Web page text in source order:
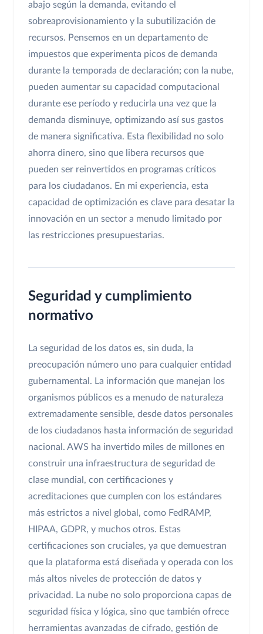
abajo según la demanda, evitando el
sobreaprovisionamiento y la subutilización de
recursos. Pensemos en un departamento de
impuestos que experimenta picos de demanda
durante la temporada de declaración; con la nube,
pueden aumentar su capacidad computacional
durante ese período y reducirla una vez que la
demanda disminuye, optimizando así sus gastos
de manera significativa. Esta flexibilidad no solo
ahorra dinero, sino que libera recursos que
pueden ser reinvertidos en programas críticos
para los ciudadanos. En mi experiencia, esta
capacidad de optimización es clave para desatar la
innovación en un sector a menudo limitado por
las restricciones presupuestarias.
Seguridad y cumplimiento
normativo
La seguridad de los datos es, sin duda, la
preocupación número uno para cualquier entidad
gubernamental. La información que manejan los
organismos públicos es a menudo de naturaleza
extremadamente sensible, desde datos personales
de los ciudadanos hasta información de seguridad
nacional. AWS ha invertido miles de millones en
construir una infraestructura de seguridad de
clase mundial, con certificaciones y
acreditaciones que cumplen con los estándares
más estrictos a nivel global, como FedRAMP,
HIPAA, GDPR, y muchos otros. Estas
certificaciones son cruciales, ya que demuestran
que la plataforma está diseñada y operada con los
más altos niveles de protección de datos y
privacidad. La nube no solo proporciona capas de
seguridad física y lógica, sino que también ofrece
herramientas avanzadas de cifrado, gestión de